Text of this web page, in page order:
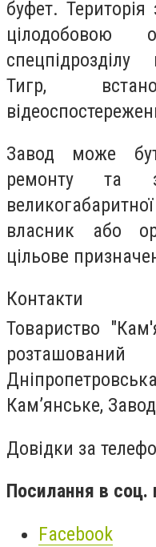
буфет. Територія
цілодобовою
Тигр,
Завод може
ремонту та
власник або
цільове
Контакти
Товариство
Кам’янське,
Довідки за
Посилання в
Facebook